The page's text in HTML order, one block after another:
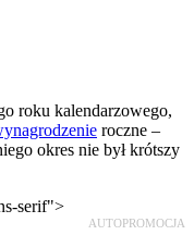
roku kalendarzowego,
roczne –
okres nie był krótszy
serif">
AUTOPROMOCJA